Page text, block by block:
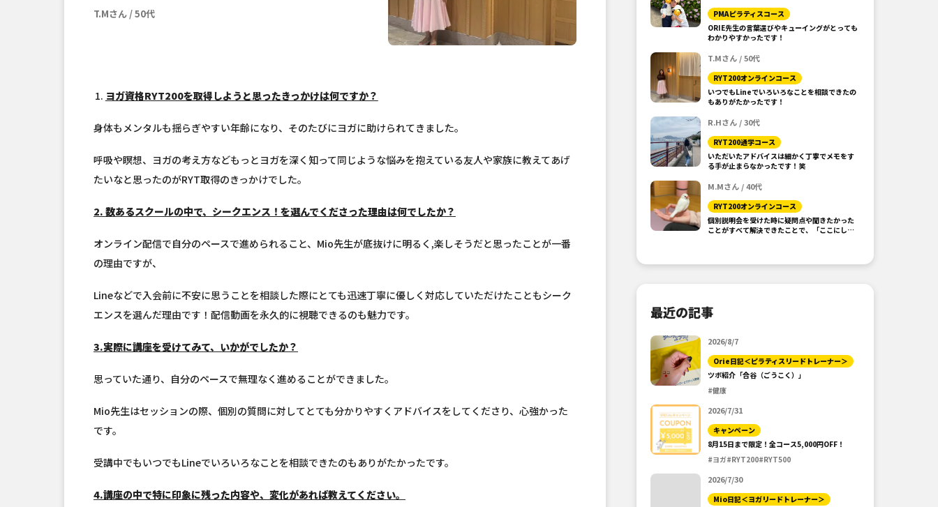
T.Mさん / 50代
ヨガ資格RYT200を取得しようと思ったきっかけは何ですか？
身体もメンタルも揺らぎやすい年齢になり、そのたびにヨガに助けられてきました。
呼吸や瞑想、ヨガの考え方などもっとヨガを深く知って同じような悩みを抱えている友人や家族に教えてあげ
たいなと思ったのがRYT取得のきっかけでした。
2. 数あるスクールの中で、シークエンス！を選んでくださった理由は何でしたか？
オンライン配信で自分のペースで進められること、Mio先生が底抜けに明るく,楽しそうだと思ったことが一番
の理由ですが、
Lineなどで入会前に不安に思うことを相談した際にとても迅速丁寧に優しく対応していただけたこともシーク
エンスを選んだ理由です！配信動画を永久的に視聴できるのも魅力です。
3.実際に講座を受けてみて、いかがでしたか？
思っていた通り、自分のペースで無理なく進めることができました。
Mio先生はセッションの際、個別の質問に対してとても分かりやすくアドバイスをしてくださり、心強かった
です。
受講中でもいつでもLineでいろいろなことを相談できたのもありがたかったです。
4.講座の中で特に印象に残った内容や、変化があれば教えてください。
PMAピラティスコース
ORIE先生の言葉選びやキューイングがとっても
わかりやすかったです！
T.Mさん / 50代
RYT200オンラインコース
いつでもLineでいろいろなことを相談できたの
もありがたかったです！
R.Hさん / 30代
RYT200通学コース
いただいたアドバイスは細かく丁寧でメモをす
る手が止まらなかったです！笑
M.Mさん / 40代
RYT200オンラインコース
個別説明会を受けた時に疑問点や聞きたかった
ことがすべて解決できたことで、「ここにしよ
最近の記事
2026/8/7
Orie日記＜ピラティスリードトレーナー＞
ツボ紹介「合谷（ごうこく）」
#健康
2026/7/31
キャンペーン
8月15日まで限定！全コース5,000円OFF！
#ヨガ#RYT200#RYT500
2026/7/30
Mio日記＜ヨガリードトレーナー＞